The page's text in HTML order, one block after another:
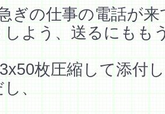
ぎの仕事の電話が来
しよう、送るにもも
枚圧縮して添付
、